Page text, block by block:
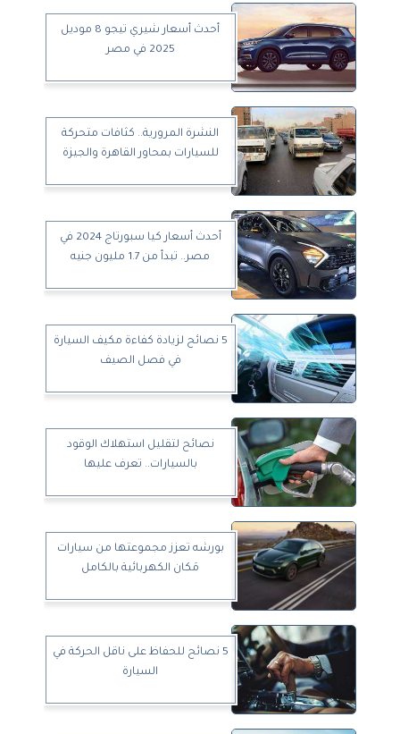
أحدث أسعار شيري تيجو 8 موديل
2025 في مصر
النشرة المرورية.. كثافات متحركة
للسيارات بمحاور القاهرة والجيزة
أحدث أسعار كيا سبورتاج 2024 في
مصر.. تبدأ من 1.7 مليون جنيه
5 نصائح لزيادة كفاءة مكيف السيارة
في فصل الصيف
نصائح لتقليل استهلاك الوقود
بالسيارات.. تعرف عليها
بورشه تعزز مجموعتها من سيارات
مَكان الكهربائية بالكامل
5 نصائح للحفاظ على ناقل الحركة في
السيارة